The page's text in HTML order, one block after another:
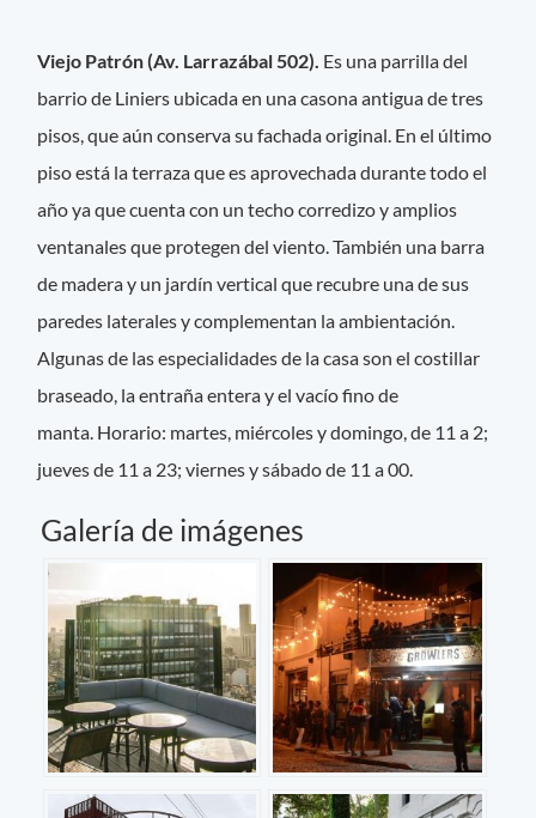
Viejo Patrón (Av. Larrazábal 502). Es una parrilla del
barrio de Liniers ubicada en una casona antigua de tres
pisos, que aún conserva su fachada original. En el último
piso está la terraza que es aprovechada durante todo el
año ya que cuenta con un techo corredizo y amplios
ventanales que protegen del viento. También una barra
de madera y un jardín vertical que recubre una de sus
paredes laterales y complementan la ambientación.
Algunas de las especialidades de la casa son el costillar
braseado, la entraña entera y el vacío fino de
manta. Horario: martes, miércoles y domingo, de 11 a 2;
jueves de 11 a 23; viernes y sábado de 11 a 00.
Galería de imágenes